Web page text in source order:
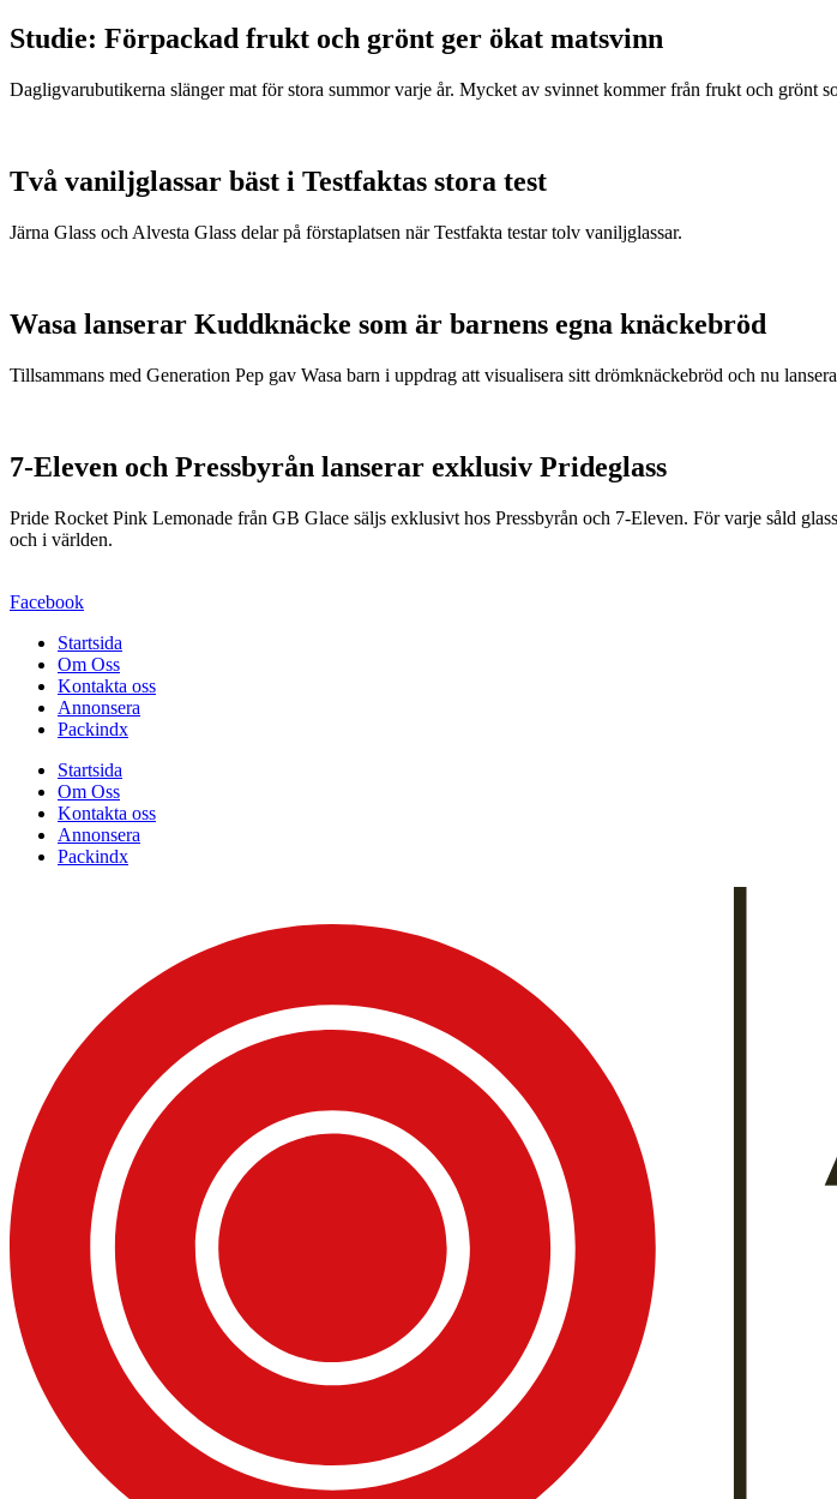
Studie: Förpackad frukt och grönt ger ökat matsvinn
Dagligvarubutikerna slänger mat för stora summor varje år. Mycket av svinnet kommer från frukt och grönt
Två vaniljglassar bäst i Testfaktas stora test
Järna Glass och Alvesta Glass delar på förstaplatsen när Testfakta testar tolv vaniljglassar.
Wasa lanserar Kuddknäcke som är barnens egna knäckebröd
Tillsammans med Generation Pep gav Wasa barn i uppdrag att visualisera sitt drömknäckebröd och nu
7-Eleven och Pressbyrån lanserar exklusiv Prideglass
Pride Rocket Pink Lemonade från GB Glace säljs exklusivt hos Pressbyrån och 7-Eleven. För varje såld
och i världen.
Facebook
Startsida
Om Oss
Kontakta oss
Annonsera
Packindx
Startsida
Om Oss
Kontakta oss
Annonsera
Packindx